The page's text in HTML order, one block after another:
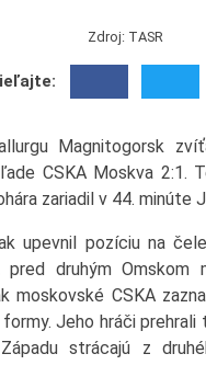
Zdroj: TASR
Magnitogorsk
CSKA Moskva 2:1.
zariadil v 44. minúte
upevnil pozíciu na
pred druhým Omskom
moskovské CSKA
Jeho hráči
strácajú z